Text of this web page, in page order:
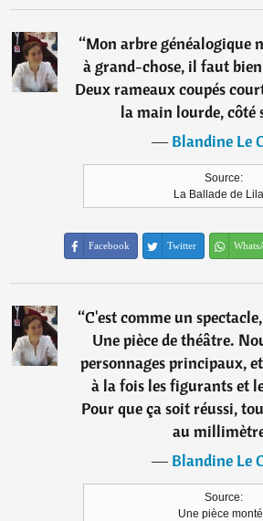
“Mon arbre généalogique
à grand-chose, il faut
Deux rameaux coupés
la main lourde, côté
―Blandine Le
Source:
La Ballade de
Facebook Twitter
“C'est comme un
Une pièce de théâtre.
personnages principaux,
à la fois les figurants et
Pour que ça soit réussi,
au
―Blandine Le
Source:
Une pièce